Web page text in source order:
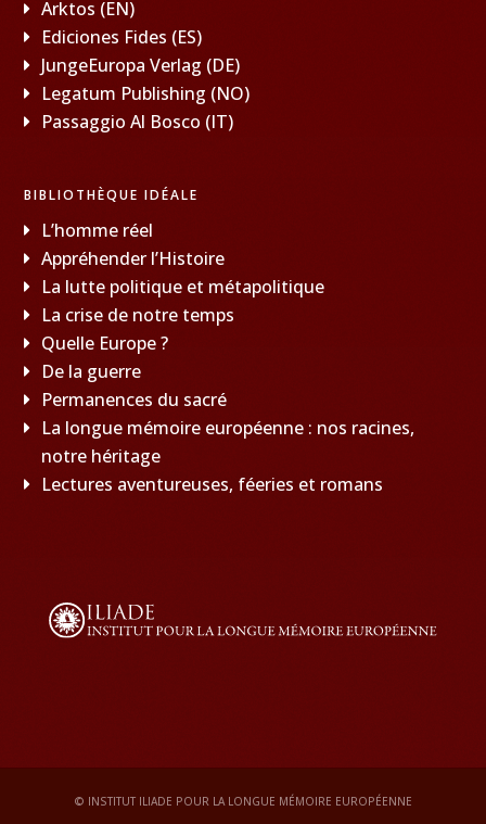
Arktos (EN)
Ediciones Fides (ES)
JungeEuropa Verlag (DE)
Legatum Publishing (NO)
Passaggio Al Bosco (IT)
BIBLIOTHÈQUE IDÉALE
L’homme réel
Appréhender l’Histoire
La lutte politique et métapolitique
La crise de notre temps
Quelle Europe ?
De la guerre
Permanences du sacré
La longue mémoire européenne : nos racines,
notre héritage
Lectures aventureuses, féeries et romans
© INSTITUT ILIADE POUR LA LONGUE MÉMOIRE EUROPÉENNE